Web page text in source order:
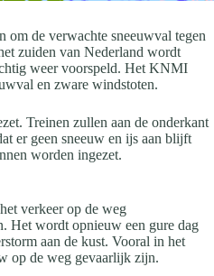
om de verwachte sneeuwval tegen
zuiden van Nederland wordt
weer voorspeld. Het KNMI
en zware windstoten.
Treinen zullen aan de onderkant
er geen sneeuw en ijs aan blijft
worden ingezet.
verkeer op de weg
Het wordt opnieuw een gure dag
aan de kust. Vooral in het
op de weg gevaarlijk zijn.